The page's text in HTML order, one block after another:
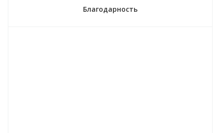
Благодарность